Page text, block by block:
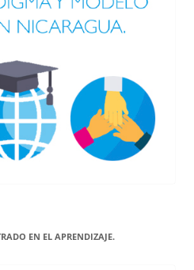
EN EL APRENDIZAJE.